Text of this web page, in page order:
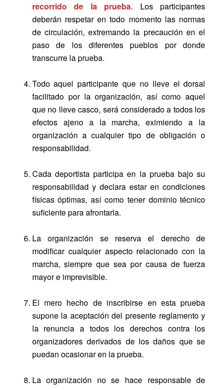
recorrido de la prueba. Los participantes
deberán respetar en todo momento las normas
de circulación, extremando la precaución en el
paso de los diferentes pueblos por donde
transcurre la prueba.
Todo aquel participante que no lleve el dorsal
facilitado por la organización, así como aquel
que no lleve casco, será considerado a todos los
efectos ajeno a la marcha, eximiendo a la
organización a cualquier tipo de obligación o
responsabilidad.
Cada deportista participa en la prueba bajo su
responsabilidad y declara estar en condiciones
físicas óptimas, así como tener dominio técnico
suficiente para afrontarla.
La organización se reserva el derecho de
modificar cualquier aspecto relacionado con la
marcha, siempre que sea por causa de fuerza
mayor e imprevisible.
El mero hecho de inscribirse en esta prueba
supone la aceptación del presente reglamento y
la renuncia a todos los derechos contra los
organizadores derivados de los daños que se
puedan ocasionar en la prueba.
La organización no se hace responsable de